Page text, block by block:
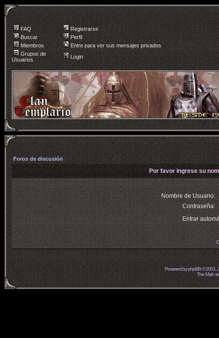
FAQ
Registrarse
Buscar
Perfil
Miembros
Entre para ver sus mensajes privados
Grupos de
Usuarios
Login
Foros de discusión
Por favor ingrese su
Nombre de Usuario:
Contraseña:
Entrar
Powered byphpBB© 2001,
The Myth